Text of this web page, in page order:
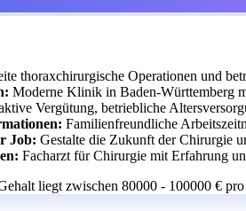
thoraxchirurgische Operationen und
Moderne Klinik in Baden-Württemberg
Vergütung, betriebliche
Familienfreundliche
Job: Gestalte die Zukunft der Chirurgie
Facharzt für Chirurgie mit Erfahrung
liegt zwischen 80000 - 100000 € pro